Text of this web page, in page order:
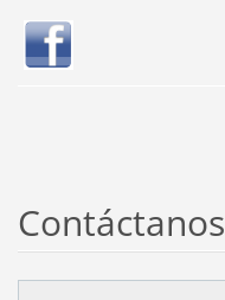
Contáctanos